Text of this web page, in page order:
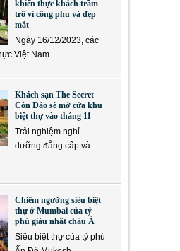
khiến thực khách trầm
trồ vì công phu và đẹp
mắt
Ngày 16/12/2023, các
Việt Nam...
Khách sạn The Secret
Côn Đảo sẽ mở cửa khu
biệt thự vào tháng 11
Trải nghiệm nghỉ
dưỡng đẳng cấp và
Chiêm ngưỡng siêu biệt
thự ở Mumbai của tỷ
phú giàu nhất châu Á
Siêu biệt thự của tỷ phú